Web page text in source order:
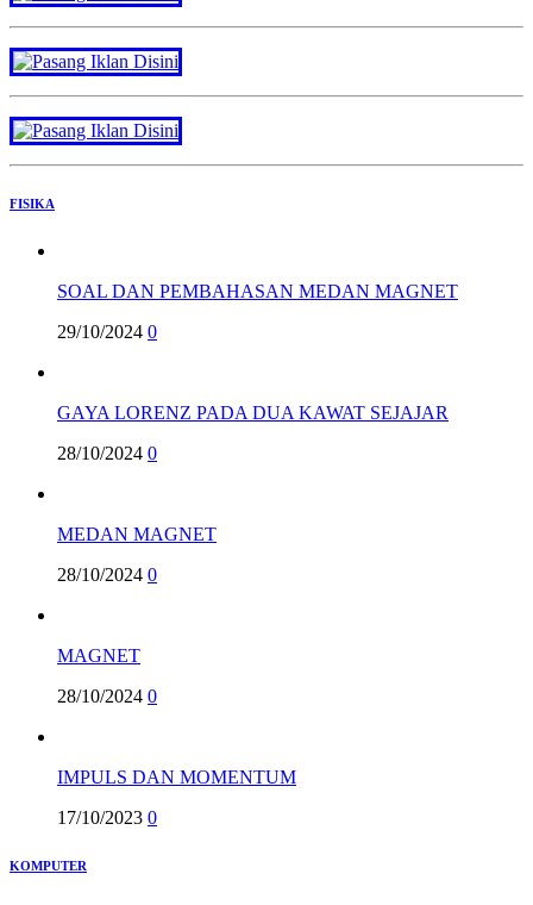
FISIKA
SOAL DAN PEMBAHASAN MEDAN MAGNET
29/10/2024 0
GAYA LORENZ PADA DUA KAWAT SEJAJAR
28/10/2024 0
MEDAN MAGNET
28/10/2024 0
MAGNET
28/10/2024 0
IMPULS DAN MOMENTUM
17/10/2023 0
KOMPUTER